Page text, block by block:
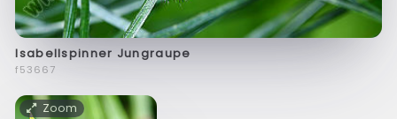
Isabellspinner Jungraupe
f53667
Zoom